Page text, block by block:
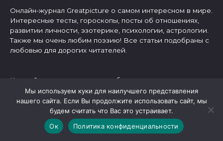
Онлайн-журнал Greatpicture о самом интересном в мире.
Интересные тесты, гороскопы, посты об отношениях,
развитии личности, эзотерике, психологии, астрологии.
Также мы очень любим поэзию! Все статьи подобраны с
любовью для дорогих читателей.
Каждый день может стать особенным, если вы с нами.
Мы вас любим!
Мы используем куки для наилучшего представления
нашего сайта. Если Вы продолжите использовать сайт, мы
будем считать что Вас это устраивает.
Ок
Политика конфиденциальности